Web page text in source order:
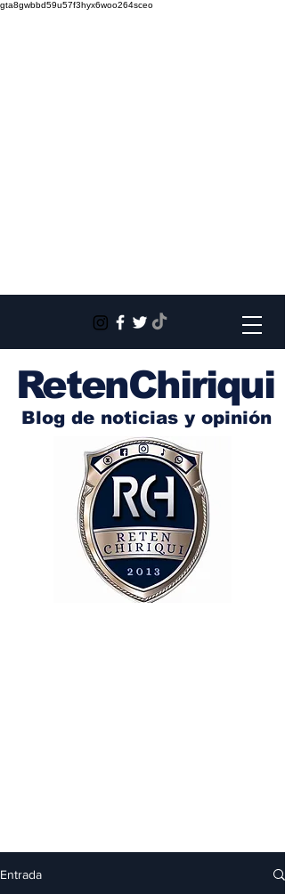
gta8gwbbd59u57f3hyx6woo264sceo
RetenChiriqui
Blog de noticias y opinión
Entrada